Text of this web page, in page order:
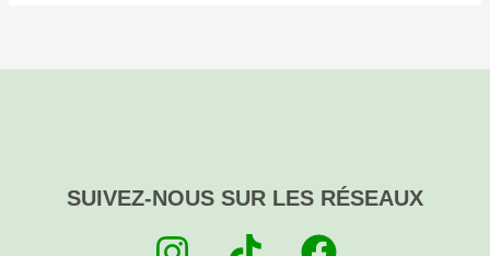
SUIVEZ-NOUS SUR LES RÉSEAUX